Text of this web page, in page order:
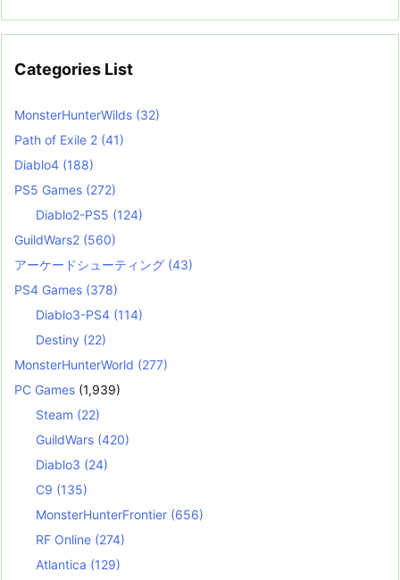
Categories List
MonsterHunterWilds (32)
Path of Exile 2 (41)
Diablo4 (188)
PS5 Games (272)
Diablo2-PS5 (124)
GuildWars2 (560)
アーケードシューティング (43)
PS4 Games (378)
Diablo3-PS4 (114)
Destiny (22)
MonsterHunterWorld (277)
PC Games (1,939)
Steam (22)
GuildWars (420)
Diablo3 (24)
C9 (135)
MonsterHunterFrontier (656)
RF Online (274)
Atlantica (129)